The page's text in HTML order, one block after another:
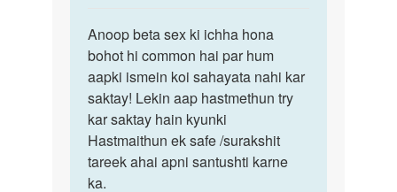
to
Sex
karna
hai
by
Anoop
singh
Anoop
beta
sex
ki
ichha
hona…
Anoop beta sex ki ichha hona
bohot hi common hai par hum
aapki ismein koi sahayata nahi kar
saktay! Lekin aap hastmethun try
kar saktay hain kyunki
Hastmaithun ek safe /surakshit
tareek ahai apni santushti karne
ka.